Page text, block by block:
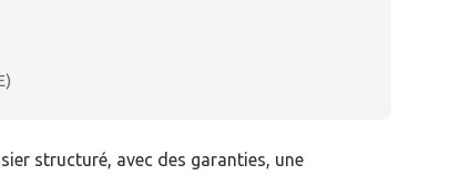
structuré, avec des garanties, une